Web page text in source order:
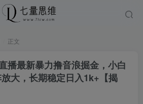
正文
播最新暴力撸音浪掘金，小白
大，长期稳定日入1k+【揭